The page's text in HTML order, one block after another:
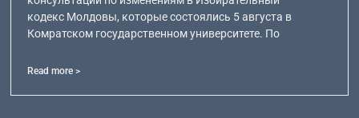
кодекс Молдовы, которые состоялись 5 августа в
Комратском государственном университете. По
Read more >